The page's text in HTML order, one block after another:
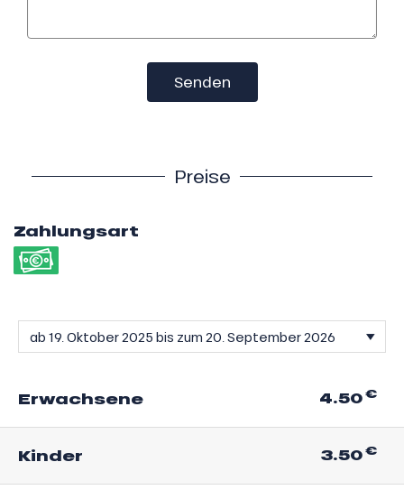
Senden
Preise
Zahlungsart
Erwachsene 4.50€
Kinder 3.50€